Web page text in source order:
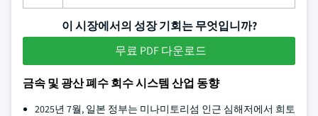
이 시장에서의 성장 기회는 무엇입니까?
무료 PDF 다운로드
금속 및 광산 폐수 회수 시스템 산업 동향
2025년 7월, 일본 정부는 미나미토리섬 인근 심해저에서 희토